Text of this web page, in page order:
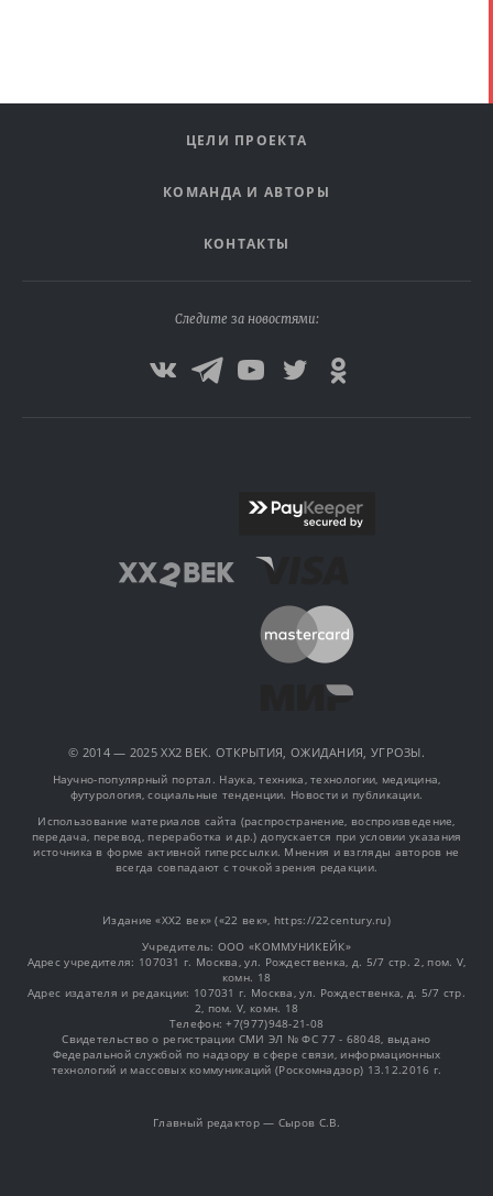
ЦЕЛИ ПРОЕКТА
КОМАНДА И АВТОРЫ
КОНТАКТЫ
Следите за новостями:
© 2014 — 2025 XX2 ВЕК. ОТКРЫТИЯ, ОЖИДАНИЯ, УГРОЗЫ.
Научно-популярный портал. Наука, техника, технологии, медицина,
футурология, социальные тенденции. Новости и публикации.
Использование материалов сайта (распространение, воспроизведение,
передача, перевод, переработка и др.) допускается при условии указания
источника в форме активной гиперссылки. Мнения и взгляды авторов не
всегда совпадают с точкой зрения редакции.
Издание «XX2 век» («22 век», https://22century.ru)
Учредитель: OOO «КОММУНИКЕЙК»
Адрес учредителя: 107031 г. Москва, ул. Рождественка, д. 5/7 стр. 2, пом. V,
комн. 18
Адрес издателя и редакции: 107031 г. Москва, ул. Рождественка, д. 5/7 стр.
2, пом. V, комн. 18
Телефон: +7(977)948-21-08
Свидетельство о регистрации СМИ ЭЛ № ФС 77 - 68048, выдано
Федеральной службой по надзору в сфере связи, информационных
технологий и массовых коммуникаций (Роскомнадзор) 13.12.2016 г.
Главный редактор — Сыров С.В.